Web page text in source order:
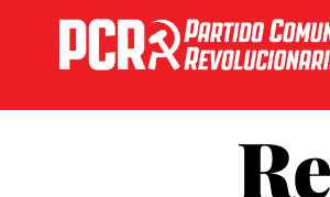
content